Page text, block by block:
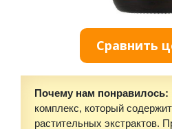
Сравнить
Почему нам понравилось:
комплекс, который
растительных экстрактов.